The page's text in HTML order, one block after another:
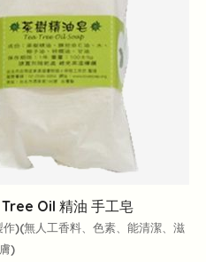
Oil 精油 手工皂
)(無人工香料、色素、能清潔、滋
)